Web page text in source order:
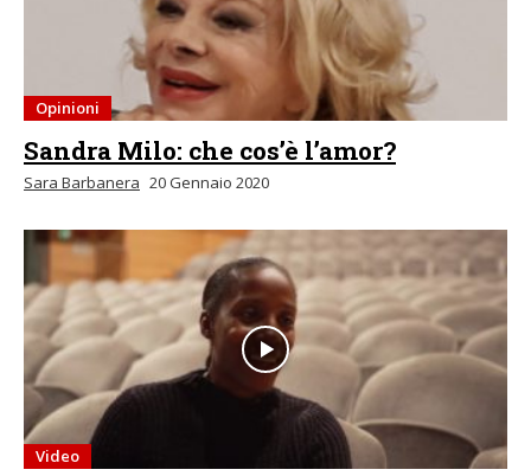
Opinioni
Sandra Milo: che cos’è l’amor?
Sara Barbanera 20 Gennaio 2020
Video